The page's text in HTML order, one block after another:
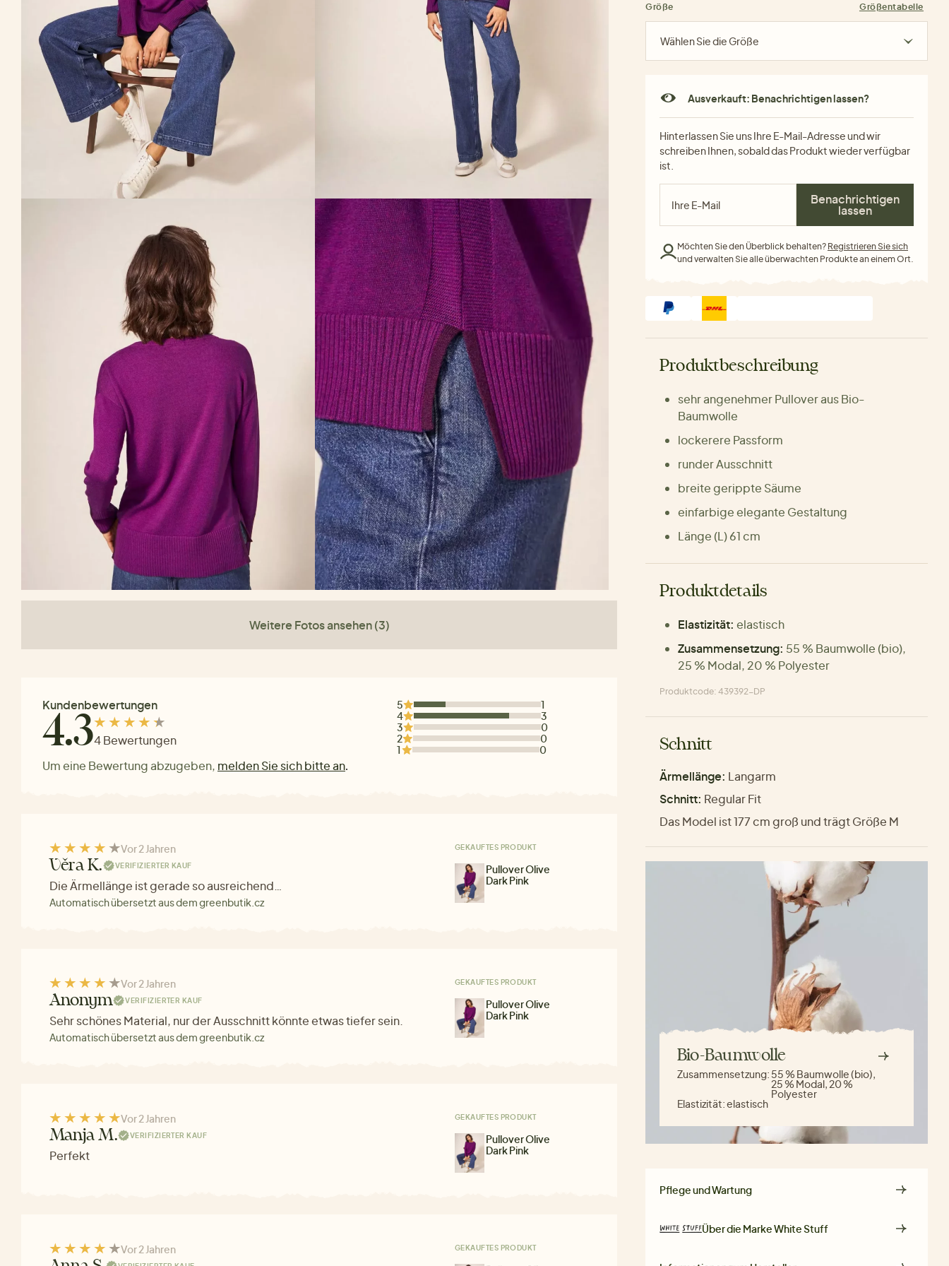
Weitere Fotos ansehen (3)
Kundenbewertungen
4.34 Bewertungen
Um eine Bewertung abzugeben, melden Sie sich bitte an.
5
1
4
3
3
0
2
0
1
0
Vor 2 Jahren
Věra K. VERIFIZIERTER KAUF
Die Ärmellänge ist gerade so ausreichend…
Automatisch übersetzt aus dem greenbutik.cz
GEKAUFTES PRODUKT
Pullover Olive
Dark Pink
Vor 2 Jahren
Anonym VERIFIZIERTER KAUF
Sehr schönes Material, nur der Ausschnitt könnte etwas tiefer sein.
Automatisch übersetzt aus dem greenbutik.cz
GEKAUFTES PRODUKT
Pullover Olive
Dark Pink
Vor 2 Jahren
Manja M. VERIFIZIERTER KAUF
Perfekt
GEKAUFTES PRODUKT
Pullover Olive
Dark Pink
Vor 2 Jahren GEKAUFTES PRODUKT
Größe Größentabelle
Wählen Sie die Größe
Ausverkauft: Benachrichtigen lassen?
Hinterlassen Sie uns Ihre E-Mail-Adresse und wir
schreiben Ihnen, sobald das Produkt wieder verfügbar
ist.
Benachrichtigen
lassen
Möchten Sie den Überblick behalten? Registrieren Sie sich
und verwalten Sie alle überwachten Produkte an einem Ort.
Produktbeschreibung
sehr angenehmer Pullover aus Bio-
Baumwolle
lockerere Passform
runder Ausschnitt
breite gerippte Säume
einfarbige elegante Gestaltung
Länge (L) 61 cm
Produktdetails
Elastizität: elastisch
Zusammensetzung: 55 % Baumwolle (bio),
25 % Modal, 20 % Polyester
Produktcode: 439392-DP
Schnitt
Ärmellänge: Langarm
Schnitt: Regular Fit
Das Model ist 177 cm groß und trägt Größe M
Bio-Baumwolle
Zusammensetzung: 55 % Baumwolle (bio),
25 % Modal, 20 %
Polyester
Elastizität:elastisch
Pflege und Wartung
Über die MarkeWhite Stuff